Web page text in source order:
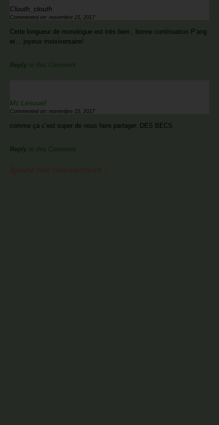
Clouth_clouth
Commented on: novembre 15, 2017
Cette longueur de monologue est très bien , bonne continuation P’ang
et… joyeux moisiversaire!
Reply to this Comment
Mc Lesouef
Commented on: novembre 15, 2017
comme ça c’est super de nous faire partager. DES BECS
Reply to this Comment